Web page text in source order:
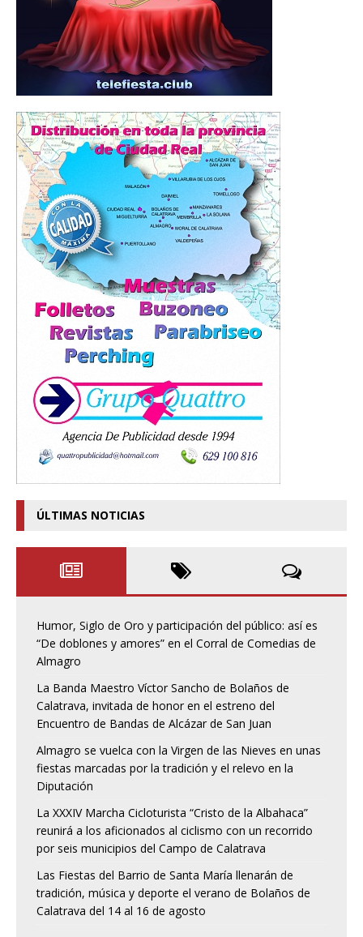
ÚLTIMAS NOTICIAS
Humor, Siglo de Oro y participación del público: así es
“De doblones y amores” en el Corral de Comedias de
Almagro
La Banda Maestro Víctor Sancho de Bolaños de
Calatrava, invitada de honor en el estreno del
Encuentro de Bandas de Alcázar de San Juan
Almagro se vuelca con la Virgen de las Nieves en unas
fiestas marcadas por la tradición y el relevo en la
Diputación
La XXXIV Marcha Cicloturista “Cristo de la Albahaca”
reunirá a los aficionados al ciclismo con un recorrido
por seis municipios del Campo de Calatrava
Las Fiestas del Barrio de Santa María llenarán de
tradición, música y deporte el verano de Bolaños de
Calatrava del 14 al 16 de agosto